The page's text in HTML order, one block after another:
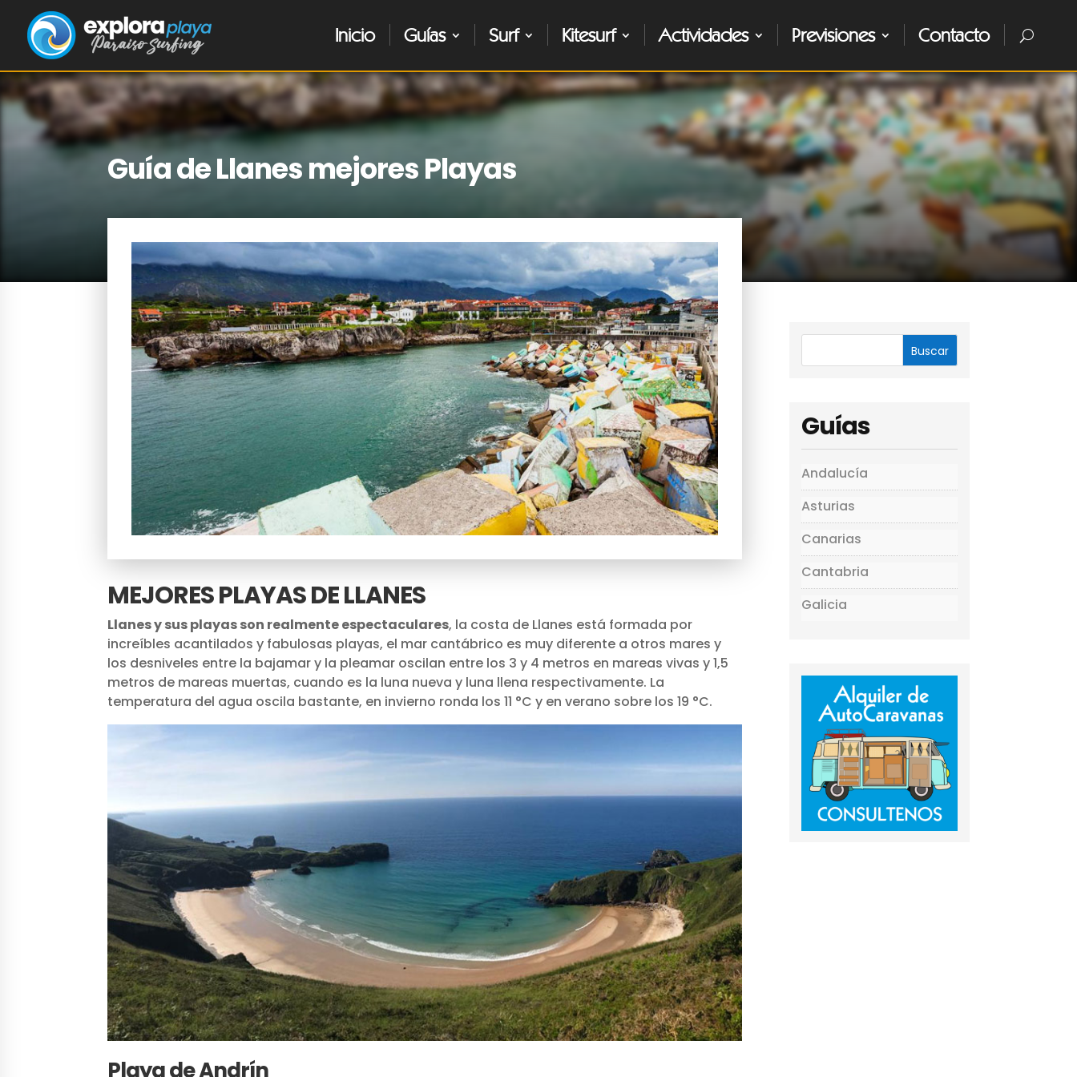
Inicio Guías Surf Kitesurf Actividades Previsiones Contacto
Guía de Llanes mejores Playas
MEJORES PLAYAS DE LLANES
Llanes y sus playas son realmente espectaculares, la costa de Llanes está formada por
increíbles acantilados y fabulosas playas, el mar cantábrico es muy diferente a otros mares y
los desniveles entre la bajamar y la pleamar oscilan entre los 3 y 4 metros en mareas vivas y 1,5
metros de mareas muertas, cuando es la luna nueva y luna llena respectivamente. La
temperatura del agua oscila bastante, en invierno ronda los 11 °C y en verano sobre los 19 °C.
Playa de Andrín
Guías
Andalucía
Asturias
Canarias
Cantabria
Galicia